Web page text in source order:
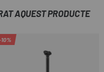
AQUEST PRODUCTE